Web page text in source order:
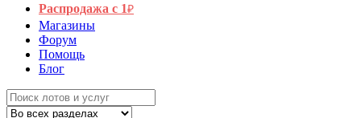
Распродажа с 1₽
Магазины
Форум
Помощь
Блог